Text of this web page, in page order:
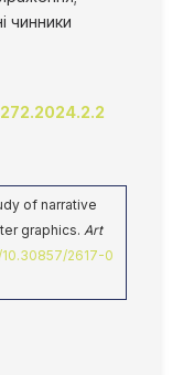
чинники
of narrative
graphics. Art
2617-0